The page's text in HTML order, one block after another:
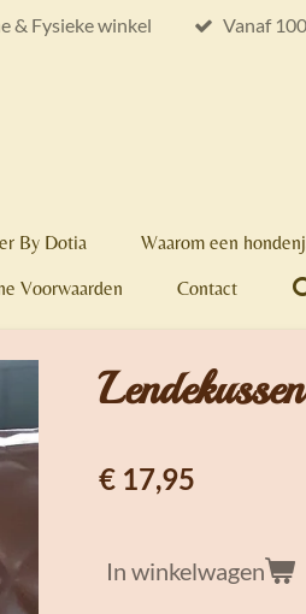
& Fysieke winkel Vanaf
By Dotia Waarom een
Voorwaarden Contact
€ 17,95
In winkelwagen